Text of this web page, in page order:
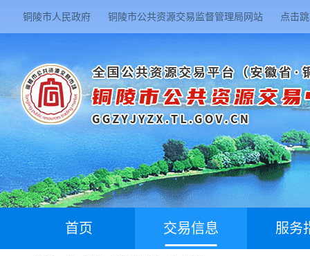
铜陵市人民政府 铜陵市公共资源交易监督管理局网站 点击
首页 交易信息 服务